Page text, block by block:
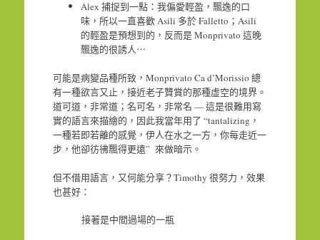
Alex 捕捉到一點：我偏愛輕盈，飄逸的口
味，所以一直喜歡 Asili 多於 Falletto；Asili
的輕盈是預想到的，反而是 Monprivato 這晚
飄逸的很誘人⋯
可能是病變品種所致，Monprivato Ca d’Morissio 總
有一種欲言又止，接近老子贊賞的那種虛空的境界。
道可道，非常道；名可名，非常名 — 這是很難用寫
實的語言來描繪的，因此我當年用了 “tantalizing，
一種若即若離的感覺，伊人在水之一方，你每走近一
步，他卻彷彿飄得更遠” 來做暗示。
但不借用語言，又何能分享？Timothy 很努力，效果
也甚好：
接著是中間過場的一瓶